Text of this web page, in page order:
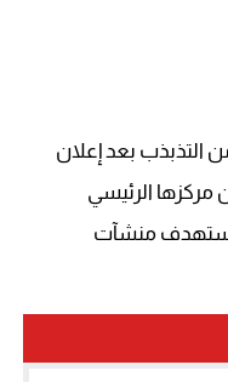
التذبذب بعد إعلان
مركزها الرئيسي
استهدف منشآت